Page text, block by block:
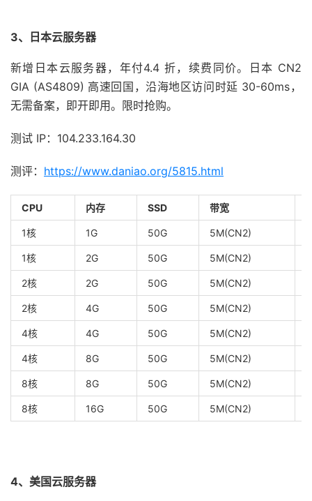
3、日本云服务器
新增日本云服务器，年付4.4 折，续费同价。日本 CN2
GIA (AS4809) 高速回国，沿海地区访问时延 30-60ms，
无需备案，即开即用。限时抢购。
测试 IP：104.233.164.30
测评： https://www.daniao.org/5815.html
CPU 内存 SSD 带宽
1核 1G 50G 5M(CN2)
1核 2G 50G 5M(CN2)
2核 2G 50G 5M(CN2)
2核 4G 50G 5M(CN2)
4核 4G 50G 5M(CN2)
4核 8G 50G 5M(CN2)
8核 8G 50G 5M(CN2)
8核 16G 50G 5M(CN2)
4、美国云服务器